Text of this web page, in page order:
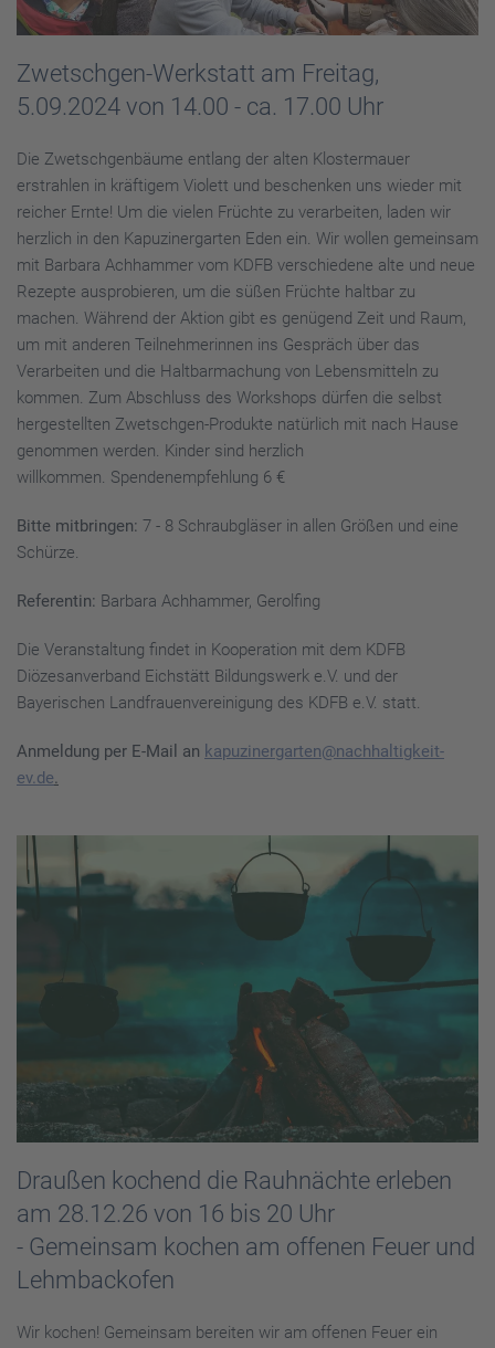
Zwetschgen-Werkstatt am Freitag,
5.09.2024 von 14.00 - ca. 17.00 Uhr
Die Zwetschgenbäume entlang der alten Klostermauer
erstrahlen in kräftigem Violett und beschenken uns wieder mit
reicher Ernte! Um die vielen Früchte zu verarbeiten, laden wir
herzlich in den Kapuzinergarten Eden ein. Wir wollen gemeinsam
mit Barbara Achhammer vom KDFB verschiedene alte und neue
Rezepte ausprobieren, um die süßen Früchte haltbar zu
machen. Während der Aktion gibt es genügend Zeit und Raum,
um mit anderen Teilnehmerinnen ins Gespräch über das
Verarbeiten und die Halt­barmachung von Lebensmitteln zu
kommen. Zum Abschluss des Workshops dürfen die selbst
hergestellten Zwetschgen-Produkte natürlich mit nach Hause
genommen werden. Kinder sind herzlich
willkommen. Spendenempfehlung 6 €
Bitte mitbringen: 7 - 8 Schraubgläser in allen Größen und eine
Schürze.
Referentin: Barbara Achhammer, Gerolfing
Die Veranstaltung findet in Kooperation mit dem KDFB
Diözesanverband Eichstätt Bildungswerk e.V. und der
Bayerischen Landfrauenvereinigung des KDFB e.V. statt.
Anmeldung per E-Mail an kapuzinergarten@nachhaltigkeit-
ev.de.
Draußen kochend die Rauhnächte erleben
am 28.12.26 von 16 bis 20 Uhr
- Gemeinsam kochen am offenen Feuer und
Lehmbackofen
Wir kochen! Gemeinsam bereiten wir am offenen Feuer ein